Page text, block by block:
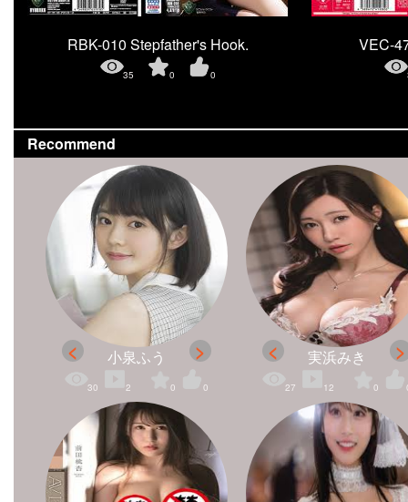
RBK-010 Stepfather's Hook.
35 0 0
VEC-
Recommend
小泉ふう
30 2 0 0
実浜みき
27 12 0